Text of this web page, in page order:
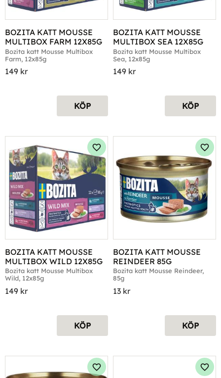
BOZITA KATT MOUSSE
MULTIBOX FARM 12X85G
Bozita katt Mousse Multibox
Farm, 12x85g
149 kr
KÖP
BOZITA KATT MOUSSE
MULTIBOX SEA 12X85G
Bozita katt Mousse Multibox
Sea, 12x85g
149 kr
KÖP
BOZITA KATT MOUSSE
MULTIBOX WILD 12X85G
Bozita katt Mousse Multibox
Wild, 12x85g
149 kr
Lägg till i favoriter
KÖP
BOZITA KATT MOUSSE
REINDEER 85G
Bozita katt Mousse Reindeer,
85g
13 kr
KÖP
Lägg till i favoriter